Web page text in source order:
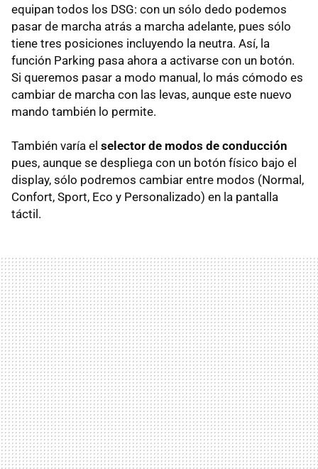
equipan todos los DSG: con un sólo dedo podemos
pasar de marcha atrás a marcha adelante, pues sólo
tiene tres posiciones incluyendo la neutra. Así, la
función Parking pasa ahora a activarse con un botón.
Si queremos pasar a modo manual, lo más cómodo es
cambiar de marcha con las levas, aunque este nuevo
mando también lo permite.
También varía el selector de modos de conducción
pues, aunque se despliega con un botón físico bajo el
display, sólo podremos cambiar entre modos (Normal,
Confort, Sport, Eco y Personalizado) en la pantalla
táctil.